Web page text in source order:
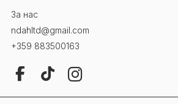
За нас
ndahltd@gmail.com
+359 883500163